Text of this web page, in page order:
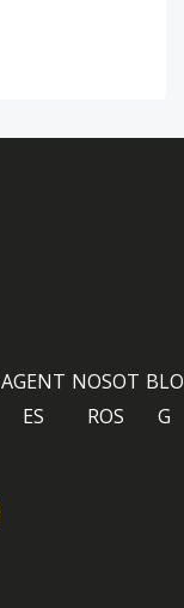
AGENT
ES
NOSOT
ROS
BLO
G